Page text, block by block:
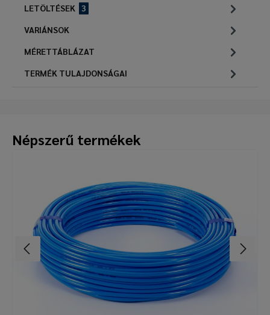
LETÖLTÉSEK
3
VARIÁNSOK
MÉRETTÁBLÁZAT
TERMÉK TULAJDONSÁGAI
Népszerű termékek